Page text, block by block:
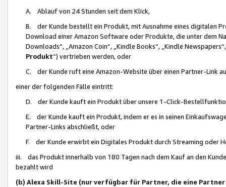
A. Ablauf von 24 Stunden seit dem Klick,
B. der Kunde bestellt ein Produkt, mit Ausnahme eines digitalen
Download einer Amazon Software oder Produkte, die unter dem
Downloads“, „Amazon Coin“, „Kindle Books“, „Kindle
Produkt“) vertrieben werden, oder
C. der Kunde ruft eine Amazon-Website über einen Partner-Link
einer der folgenden Fälle eintritt:
D. der Kunde kauft ein Produkt über unsere 1-Click-
E. der Kunde kauft ein Produkt, indem er es in seinen
Partner-Links abschließt, oder
F. der Kunde erwirbt ein Digitales Produkt durch Streaming oder
iii. das Produkt innerhalb von 180 Tagen nach dem Kauf an den
bezahlt wird
(b) Alexa Skill-Site (nur verfügbar für Partner, die eine